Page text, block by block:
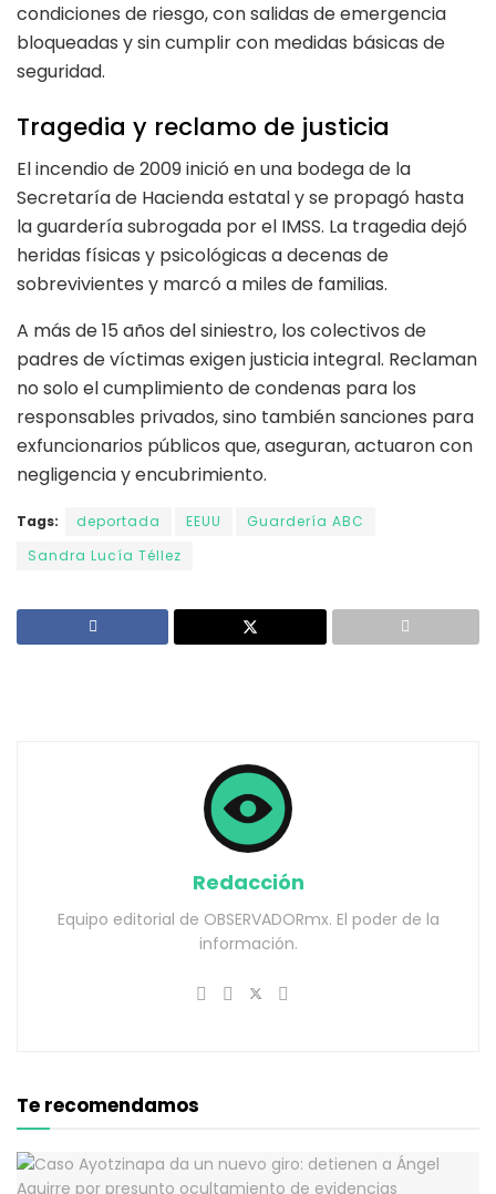
condiciones de riesgo, con salidas de emergencia
bloqueadas y sin cumplir con medidas básicas de
seguridad.
Tragedia y reclamo de justicia
El incendio de 2009 inició en una bodega de la
Secretaría de Hacienda estatal y se propagó hasta
la guardería subrogada por el IMSS. La tragedia dejó
heridas físicas y psicológicas a decenas de
sobrevivientes y marcó a miles de familias.
A más de 15 años del siniestro, los colectivos de
padres de víctimas exigen justicia integral. Reclaman
no solo el cumplimiento de condenas para los
responsables privados, sino también sanciones para
exfuncionarios públicos que, aseguran, actuaron con
negligencia y encubrimiento.
Tags: deportada EEUU
Guardería ABC
Sandra Lucía Téllez
Redacción
Equipo editorial de OBSERVADORmx. El poder de la
información.
Te recomendamos